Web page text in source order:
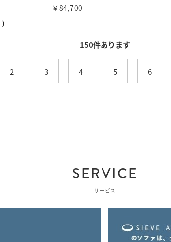
￥84,700
150件あります
2 3 4 5 6
SERVICE
サービス